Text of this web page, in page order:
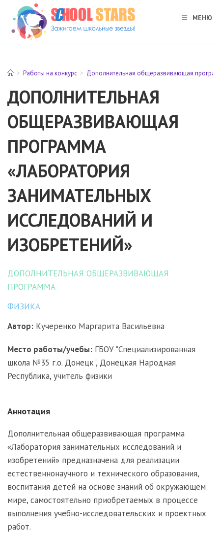
Перейти
содержимому
МЕНЮ
> Работы на конкурс > Дополнительная общеразвивающая
ДОПОЛНИТЕЛЬНАЯ
ОБЩЕРАЗВИВАЮЩАЯ
ПРОГРАММА
«ЛАБОРАТОРИЯ
ЗАНИМАТЕЛЬНЫХ
ИССЛЕДОВАНИЙ И
ИЗОБРЕТЕНИЙ»
ДОПОЛНИТЕЛЬНАЯ ОБЩЕРАЗВИВАЮЩАЯ
ПРОГРАММА
ФИЗИКА
Автор: Кучеренко Маргарита Васильевна
Место работы/учебы: ГБОУ "Специализированная
школа №35 г.о. Донецк", Донецкая Народная
Республика, учитель физики
Аннотация
Дополнительная общеразвивающая программа
«Лаборатория занимательных исследований и
изобретений» предназначена для реализации
естественнонаучного и технического образования,
воспитания детей на основе знаний об окружающем
мире, самостоятельно приобретаемых в процессе
выполнения учебно-исследовательских и проектных
работ.